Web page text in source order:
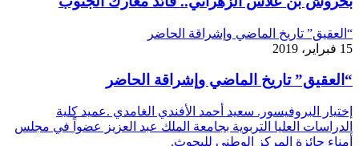
“العقيق” تاريخ الماضي وإشراقة الحاضر
15 فبراير، 2019
“العقيق” تاريخ الماضي وإشراقة الحاضر
إختيار البروفيسور. سعيد أحمد الأفندي الغامدي .عميد كلية
الدراسات العليا التربوية بجامعة الملك عبد العزيز عضواً في مجلس
أمناء جائزة المركز الوطني للبحوث.